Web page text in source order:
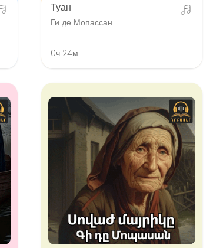
Туан
Ги де Мопассан
0ч 24м